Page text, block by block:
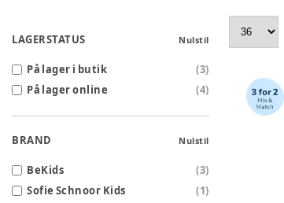
LAGERSTATUS Nulstil
På lager i butik (3)
På lager online
(4)
BRAND Nulstil
BeKids (3)
Sofie Schnoor Kids
(1)